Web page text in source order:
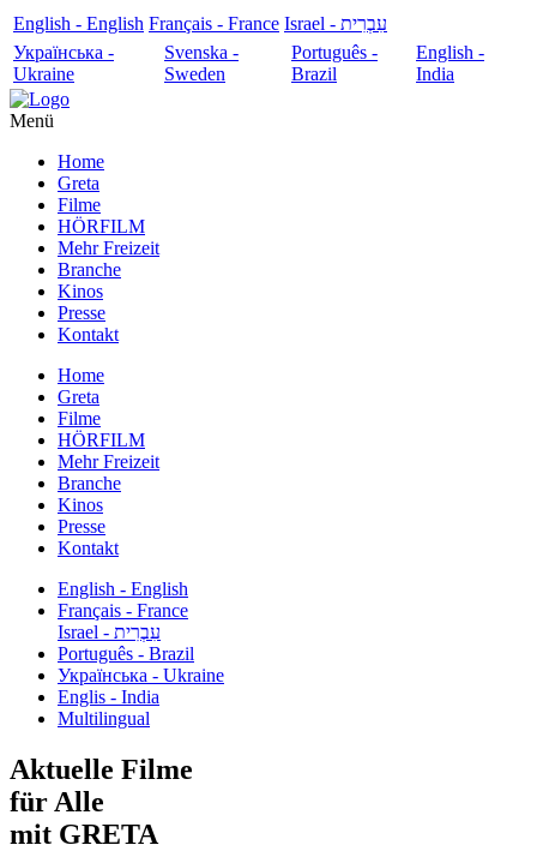
English - English Français - France
עִבְרִית - Israel
Українська -
Ukraine
Svenska -
Sweden
Português -
Brazil
English -
India
Menü
Home
Greta
Filme
HÖRFILM
Mehr Freizeit
Branche
Kinos
Presse
Kontakt
Home
Greta
Filme
HÖRFILM
Mehr Freizeit
Branche
Kinos
Presse
Kontakt
English - English
Français - France
עִבְרִית - Israel
Português - Brazil
Українська - Ukraine
Englis - India
Multilingual
Aktuelle Filme
für Alle
mit GRETA